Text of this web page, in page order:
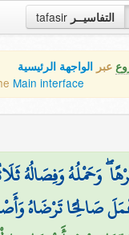
tafasir التفاسيــر
عبر الواجهة الرئيسية
Main interface
وَحَمْلُهُ وَفِصَالُهُ
صَالِحًا تَرْضَاهُ